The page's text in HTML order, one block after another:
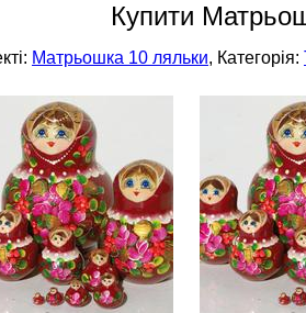
Купити
Матрьошка 10 ляльки, Категорія: